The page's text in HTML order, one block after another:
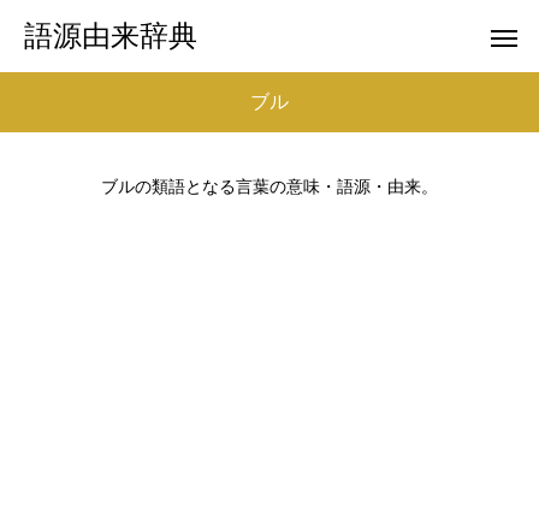
語源由来辞典
ブル
ブルの類語となる言葉の意味・語源・由来。